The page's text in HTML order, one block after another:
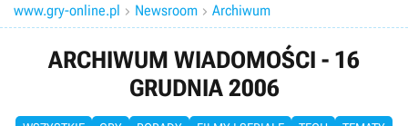
www.gry-online.pl  Newsroom  Archiwum
ARCHIWUM WIADOMOŚCI - 16
GRUDNIA 2006